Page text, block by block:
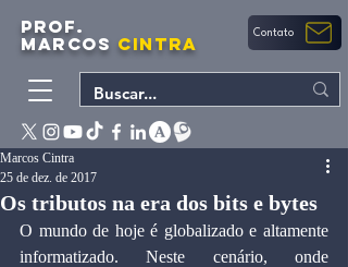
PROF.
MARCOS CINTRA Contato
Os tributos na era dos bits e bytes
Marcos Cintra
25 de dez. de 2017
O mundo de hoje é globalizado e altamente
informatizado. Neste cenário, onde